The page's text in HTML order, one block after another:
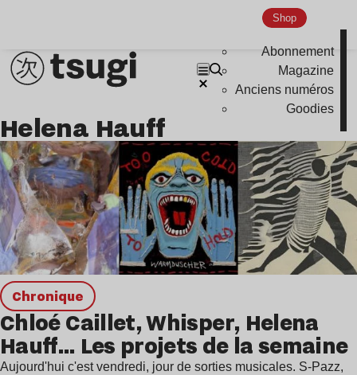
Shop
Abonnement
Magazine
Anciens numéros
Goodies
Helena Hauff
chronique
Chloé Caillet, Whisper, Helena
Hauff… Les projets de la semaine
Aujourd'hui c'est vendredi, jour de sorties musicales. S-Pazz,